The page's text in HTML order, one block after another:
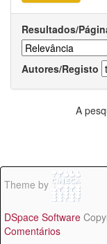
Resultados/
Autores/Registo
A
Theme by
DSpace Software
Comentários